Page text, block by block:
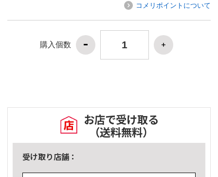
コメリポイントについて
購入個数
お店で受け取る
（送料無料）
受け取り店舗：